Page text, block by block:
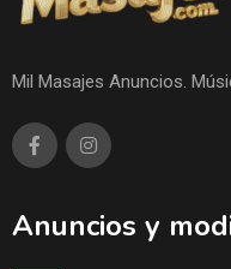
Mil Masajes Anuncios.
Anuncios y